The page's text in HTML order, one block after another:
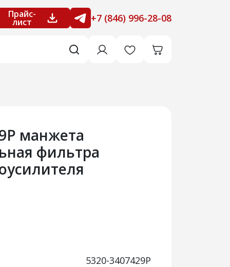
Прайс-
лист +7 (846) 996-28-08
манжета
фильтра
5320-3407429Р